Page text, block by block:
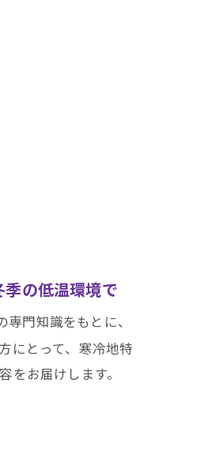
季の低温環境で
門知識をもとに、
にとって、寒冷地特
お届けします。